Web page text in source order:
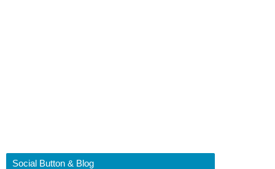
Social Button & Blog